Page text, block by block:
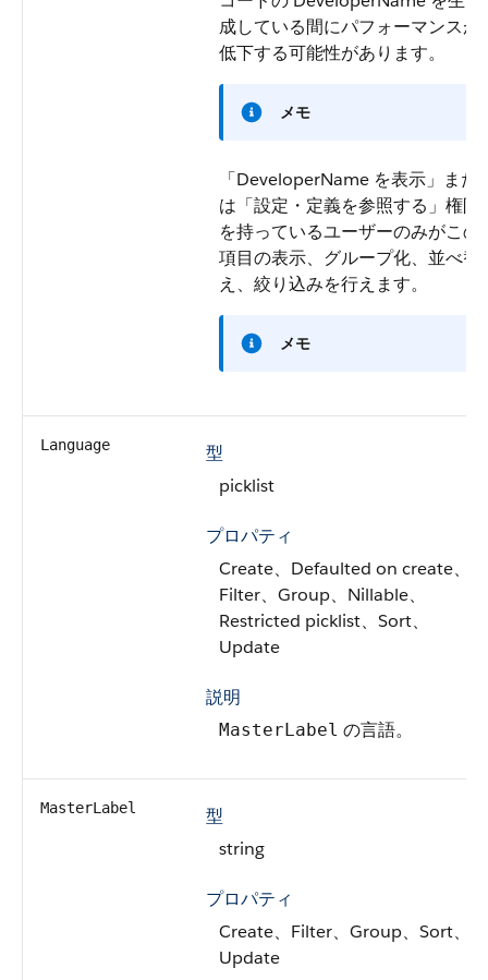
成している間にパフォーマンスが
低下する可能性があります。
メモ
「DeveloperName を表示」また
は「設定・定義を参照する」権限
を持っているユーザーのみがこの
項目の表示、グループ化、並べ替
え、絞り込みを行えます。
メモ
Language
型
picklist
プロパティ
Create、Defaulted on create、
Filter、Group、Nillable、
Restricted picklist、Sort、
Update
説明
MasterLabel の言語。
MasterLabel
型
string
プロパティ
Create、Filter、Group、Sort、
Update